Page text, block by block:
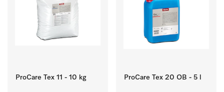
ProCare Tex 11 - 10 kg ProCare Tex 20 OB - 5 l